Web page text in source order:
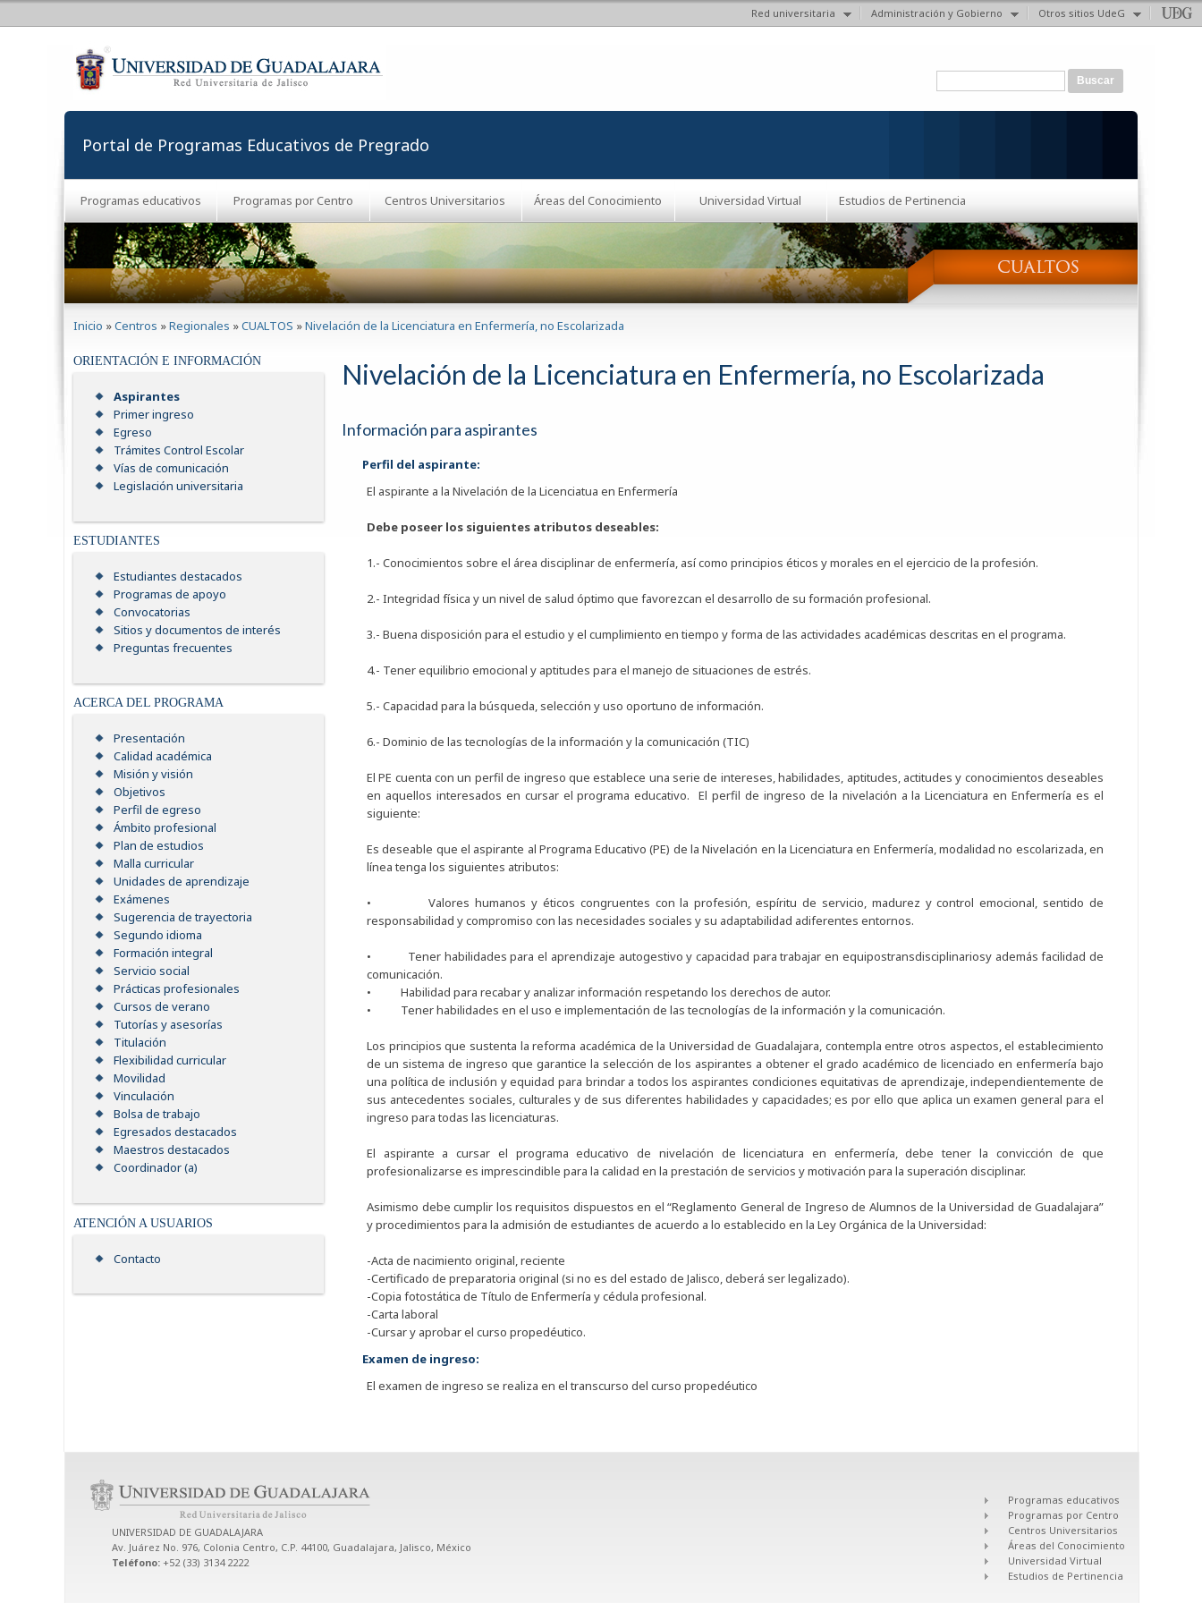
Red universitaria Administración y Gobierno Otros sitios UdeG
Formulario de búsqueda
Portal de Programas Educativos de Pregrado
Programas educativos Programas por Centro Centros Universitarios Áreas del Conocimiento Universidad Virtual Estudios de Pertinencia
Inicio »Centros »Regionales »CUALTOS »Nivelación de la Licenciatura en Enfermería, no Escolarizada
ORIENTACIÓN E INFORMACIÓN
Aspirantes
Primer ingreso
Egreso
Trámites Control Escolar
Vías de comunicación
Legislación universitaria
ESTUDIANTES
Estudiantes destacados
Programas de apoyo
Convocatorias
Sitios y documentos de interés
Preguntas frecuentes
ACERCA DEL PROGRAMA
Presentación
Calidad académica
Misión y visión
Objetivos
Perfil de egreso
Ámbito profesional
Plan de estudios
Malla curricular
Unidades de aprendizaje
Exámenes
Sugerencia de trayectoria
Segundo idioma
Formación integral
Servicio social
Prácticas profesionales
Cursos de verano
Tutorías y asesorías
Titulación
Flexibilidad curricular
Movilidad
Vinculación
Bolsa de trabajo
Egresados destacados
Maestros destacados
Coordinador (a)
ATENCIÓN A USUARIOS
Contacto
Nivelación de la Licenciatura en Enfermería, no Escolarizada
Información para aspirantes
Perfil del aspirante:
El aspirante a la Nivelación de la Licenciatua en Enfermería
Debe poseer los siguientes atributos deseables:
1.- Conocimientos sobre el área disciplinar de enfermería, así como principios éticos y morales en el ejercicio de la profesión.
2.- Integridad física y un nivel de salud óptimo que favorezcan el desarrollo de su formación profesional.
3.- Buena disposición para el estudio y el cumplimiento en tiempo y forma de las actividades académicas descritas en el programa.
4.- Tener equilibrio emocional y aptitudes para el manejo de situaciones de estrés.
5.- Capacidad para la búsqueda, selección y uso oportuno de información.
6.- Dominio de las tecnologías de la información y la comunicación (TIC)
El PE cuenta con un perfil de ingreso que establece una serie de intereses, habilidades, aptitudes, actitudes y conocimientos deseables
en aquellos interesados en cursar el programa educativo. El perfil de ingreso de la nivelación a la Licenciatura en Enfermería es el
siguiente:
Es deseable que el aspirante al Programa Educativo (PE) de la Nivelación en la Licenciatura en Enfermería, modalidad no escolarizada, en
línea tenga los siguientes atributos:
• Valores humanos y éticos congruentes con la profesión, espíritu de servicio, madurez y control emocional, sentido de
responsabilidad y compromiso con las necesidades sociales y su adaptabilidad adiferentes entornos.
• Tener habilidades para el aprendizaje autogestivo y capacidad para trabajar en equipostransdisciplinariosy además facilidad de
comunicación.
• Habilidad para recabar y analizar información respetando los derechos de autor.
• Tener habilidades en el uso e implementación de las tecnologías de la información y la comunicación.
Los principios que sustenta la reforma académica de la Universidad de Guadalajara, contempla entre otros aspectos, el establecimiento
de un sistema de ingreso que garantice la selección de los aspirantes a obtener el grado académico de licenciado en enfermería bajo
una política de inclusión y equidad para brindar a todos los aspirantes condiciones equitativas de aprendizaje, independientemente de
sus antecedentes sociales, culturales y de sus diferentes habilidades y capacidades; es por ello que aplica un examen general para el
ingreso para todas las licenciaturas.
El aspirante a cursar el programa educativo de nivelación de licenciatura en enfermería, debe tener la convicción de que
profesionalizarse es imprescindible para la calidad en la prestación de servicios y motivación para la superación disciplinar.
Asimismo debe cumplir los requisitos dispuestos en el “Reglamento General de Ingreso de Alumnos de la Universidad de Guadalajara”
y procedimientos para la admisión de estudiantes de acuerdo a lo establecido en la Ley Orgánica de la Universidad:
-Acta de nacimiento original, reciente
-Certificado de preparatoria original (si no es del estado de Jalisco, deberá ser legalizado).
-Copia fotostática de Título de Enfermería y cédula profesional.
-Carta laboral
-Cursar y aprobar el curso propedéutico.
Examen de ingreso:
El examen de ingreso se realiza en el transcurso del curso propedéutico
UNIVERSIDAD DE GUADALAJARA
Av. Juárez No. 976, Colonia Centro, C.P. 44100, Guadalajara, Jalisco, México
Teléfono: +52 (33) 3134 2222
Programas educativos
Programas por Centro
Centros Universitarios
Áreas del Conocimiento
Universidad Virtual
Estudios de Pertinencia